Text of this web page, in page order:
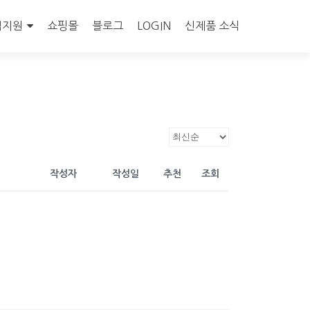
지원 쇼핑몰 블로그 LOGIN 신제품 소식
작성자 작성일 추천 조회